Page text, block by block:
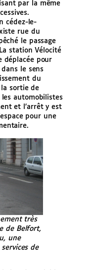
par la même
cédez-le-
rue du
le passage
station Vélocité
déplacée pour
le sens
du
sortie de
automobilistes
et l’arrêt y est
pour une
très
de Belfort,
une
de